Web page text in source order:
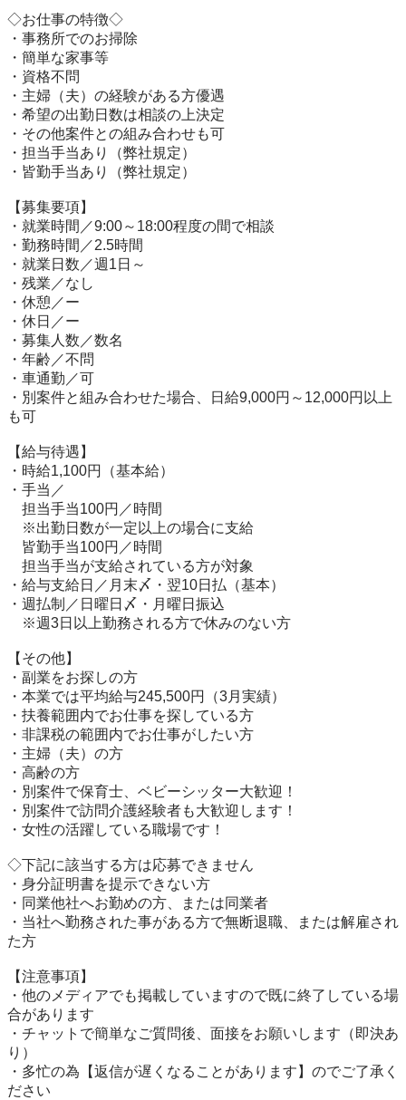
◇お仕事の特徴◇
・事務所でのお掃除
・簡単な家事等
・資格不問
・主婦（夫）の経験がある方優遇
・希望の出勤日数は相談の上決定
・その他案件との組み合わせも可
・担当手当あり（弊社規定）
・皆勤手当あり（弊社規定）
【募集要項】
・就業時間／9:00～18:00程度の間で相談
・勤務時間／2.5時間
・就業日数／週1日～
・残業／なし
・休憩／ー
・休日／ー
・募集人数／数名
・年齢／不問
・車通勤／可
・別案件と組み合わせた場合、日給9,000円～12,000円以上
も可
【給与待遇】
・時給1,100円（基本給）
・手当／
担当手当100円／時間
※出勤日数が一定以上の場合に支給
皆勤手当100円／時間
担当手当が支給されている方が対象
・給与支給日／月末〆・翌10日払（基本）
・週払制／日曜日〆・月曜日振込
※週3日以上勤務される方で休みのない方
【その他】
・副業をお探しの方
・本業では平均給与245,500円（3月実績）
・扶養範囲内でお仕事を探している方
・非課税の範囲内でお仕事がしたい方
・主婦（夫）の方
・高齢の方
・別案件で保育士、ベビーシッター大歓迎！
・別案件で訪問介護経験者も大歓迎します！
・女性の活躍している職場です！
◇下記に該当する方は応募できません
・身分証明書を提示できない方
・同業他社へお勤めの方、または同業者
・当社へ勤務された事がある方で無断退職、または解雇され
た方
【注意事項】
・他のメディアでも掲載していますので既に終了している場
合があります
・チャットで簡単なご質問後、面接をお願いします（即決あ
り）
・多忙の為【返信が遅くなることがあります】のでご了承く
ださい